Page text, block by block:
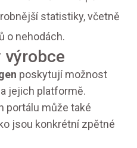
statistiky, včetně
o nehodách.
poskytují možnost
jejich platformě.
portálu může také
jsou konkrétní zpětné